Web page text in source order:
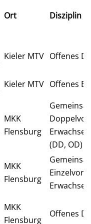
Ort Disziplin
Kieler MTV Offenes
Kieler MTV Offenes
MKK
Flensburg
(DD, OD)
MKK
Flensburg
MKK
Flensburg
Offenes